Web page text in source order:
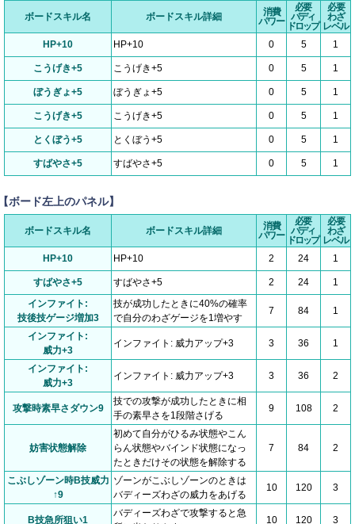
ボードスキル名 ボードスキル詳細
消費
パワー
必要
バディ
ドロップ
必要
わざ
レベル
HP+10
HP+10 0 5 1
こうげき+5 こうげき+5 0 5 1
ぼうぎょ+5 ぼうぎょ+5 0 5 1
こうげき+5 こうげき+5 0 5 1
とくぼう+5 とくぼう+5 0 5 1
すばやさ+5 すばやさ+5 0 5 1
ボード左上のパネル】
ボードスキル名 ボードスキル詳細
消費
パワー
必要
バディ
ドロップ
必要
わざ
レベル
HP+10
HP+10 2 24 1
すばやさ+5 すばやさ+5 2 24
1
インファイト:
技後技ゲージ増加3
技が成功したときに40%の確率
で自分のわざゲージを1増やす
7 84 1
インファイト:
威力+3
インファイト: 威力アップ+3 3 36 1
インファイト:
威力+3
インファイト: 威力アップ+3 3 36 2
攻撃時素早さダウン9
技での攻撃が成功したときに相
手の素早さを1段階さげる
9 108 2
妨害状態解除
初めて自分がひるみ状態やこん
らん状態やバインド状態になっ
たときだけその状態を解除する
7 84 2
こぶしゾーン時B技威力
↑9
ゾーンがこぶしゾーンのときは
バディーズわざの威力をあげる
10 120 3
B技急所狙い1
バディーズわざで攻撃すると急
10 120 3